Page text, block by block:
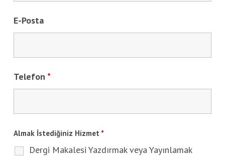
E-Posta
Telefon *
Almak İstediğiniz Hizmet *
Dergi Makalesi Yazdırmak veya Yayınlamak